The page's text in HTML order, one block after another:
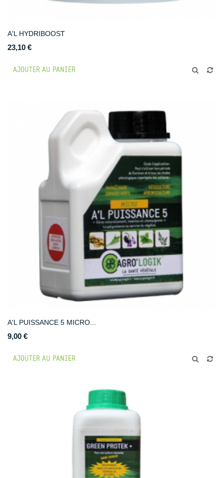
A'L HYDRIBOOST
23,10 €
AJOUTER AU PANIER
A'L PUISSANCE 5 MICRO...
9,00 €
AJOUTER AU PANIER